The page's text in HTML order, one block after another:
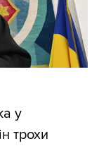
у
трохи